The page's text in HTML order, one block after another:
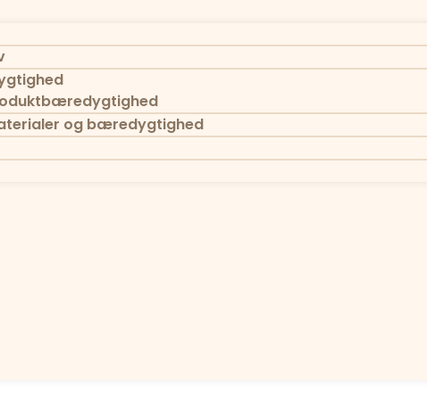
og bæredygtighed